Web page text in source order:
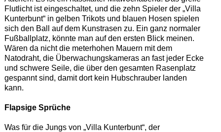
Flutlicht ist eingeschaltet, und die zehn Spieler der „Villa
Kunterbunt“ in gelben Trikots und blauen Hosen spielen
sich den Ball auf dem Kunstrasen zu. Ein ganz normaler
Fußballplatz, könnte man auf den ersten Blick meinen.
Wären da nicht die meterhohen Mauern mit dem
Natodraht, die Überwachungskameras an fast jeder Ecke
und schwere Seile, die über den gesamten Rasenplatz
gespannt sind, damit dort kein Hubschrauber landen
kann.
Flapsige Sprüche
Was für die Jungs von „Villa Kunterbunt“, der